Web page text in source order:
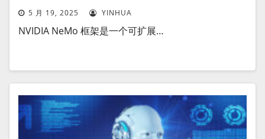
5 月 19, 2025 YINHUA
NVIDIA NeMo 框架是一个可扩展…